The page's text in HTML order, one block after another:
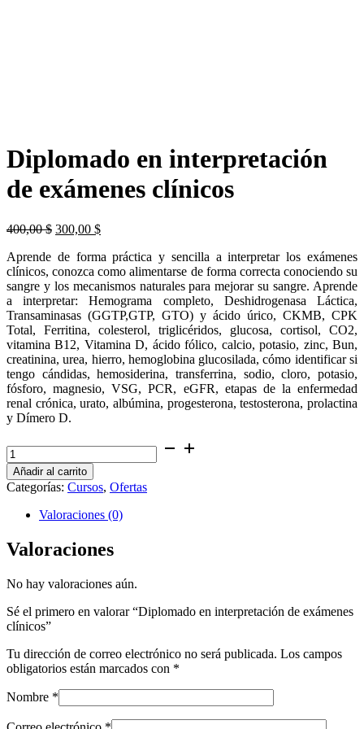
Diplomado en interpretación
de exámenes clínicos
400,00$ El
original
era:
400,00 $.
300,00 $El
actual
es:
300,00 $.
Aprende de forma práctica y sencilla a interpretar los exámenes
clínicos, conozca como alimentarse de forma correcta conociendo su
sangre y los mecanismos naturales para mejorar su sangre. Aprende
a interpretar: Hemograma completo, Deshidrogenasa Láctica,
Transaminasas (GGTP,GTP, GTO) y ácido úrico, CKMB, CPK
Total, Ferritina, colesterol, triglicéridos, glucosa, cortisol, CO2,
vitamina B12, Vitamina D, ácido fólico, calcio, potasio, zinc, Bun,
creatinina, urea, hierro, hemoglobina glucosilada, cómo identificar si
tengo cándidas, hemosiderina, transferrina, sodio, cloro, potasio,
fósforo, magnesio, VSG, PCR, eGFR, etapas de la enfermedad
renal crónica, urato, albúmina, progesterona, testosterona, prolactina
y Dímero D.
Diplomado
en
interpretación
de
clínicos
Añadir al carrito
Categorías: Cursos, Ofertas
Valoraciones (0)
Valoraciones
No hay valoraciones aún.
Sé el primero en valorar “Diplomado en interpretación de exámenes
clínicos”
Tu dirección de correo electrónico no será publicada. Los campos
obligatorios están marcados con *
Nombre *